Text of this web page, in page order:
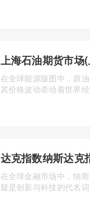
在全球能源版图中，原油
其价格波动牵动着世界
在全球金融市场中，纳
疑是创新与科技的代名